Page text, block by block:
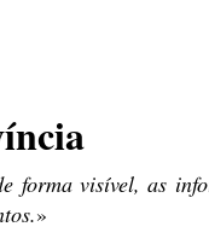
forma visível, as
»